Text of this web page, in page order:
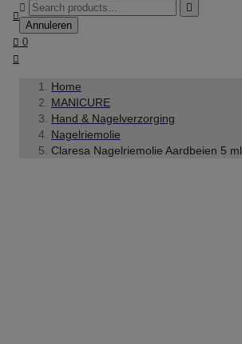



Annuleren
 0

Home
MANICURE
Hand & Nagelverzorging
Nagelriemolie
Claresa Nagelriemolie Aardbeien 5 ml